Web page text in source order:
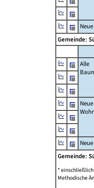
Gemeinde:
Alle
Neue
Gemeinde:
*
Methodische